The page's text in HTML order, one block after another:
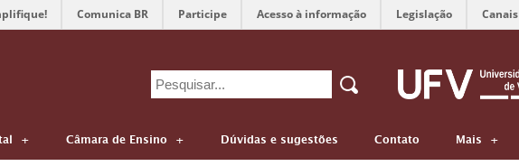
Comunica BR Participe Acesso à informação Legislação Canais
Search
for:
Câmara de Ensino Dúvidas e sugestões Contato Mais